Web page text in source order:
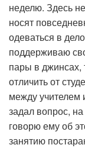
неделю. Здесь
носят
одеваться в
поддерживаю
пары в джинсах,
отличить от
между учителем
задал вопрос,
говорю ему об
занятию